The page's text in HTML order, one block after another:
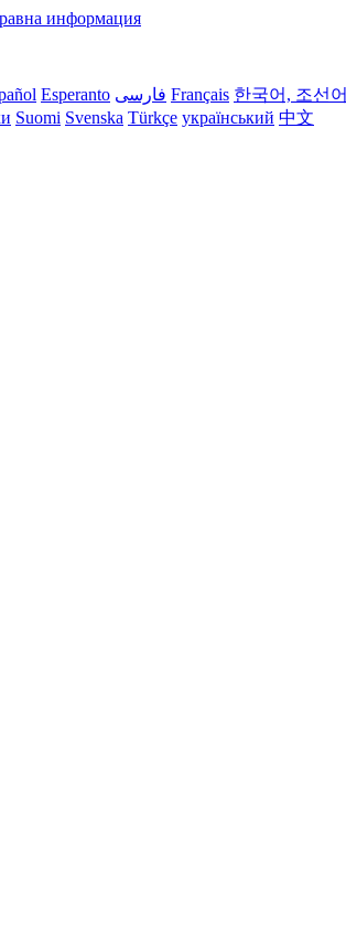
информация
Esperanto فارسی Français 한국어, 조선어
Suomi Svenska Türkçe український 中文